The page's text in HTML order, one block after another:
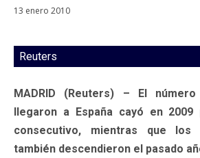
13 enero 2010
Reuters
MADRID (Reuters) – El
llegaron a España cayó en 2009
consecutivo, mientras que los
también descendieron el pasado